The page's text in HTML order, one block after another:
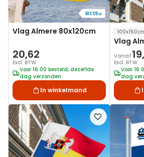
Vlag Almere 80x120cm
20,62
Excl. BTW
Voor 16:00 besteld, dezelfde
dag verzonden
In winkelmand
Vlag
Vanaf
Excl. BTW
Voor
dag
Voeg
toe
aan
verlanglijst